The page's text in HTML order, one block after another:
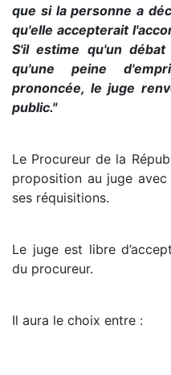
que si la personne a
qu'elle accepterait
S'il estime qu'un
qu'une peine
prononcée, le juge
public."
Le Procureur de la
proposition au juge
ses réquisitions.
Le juge est libre
du procureur.
Il aura le choix entre :